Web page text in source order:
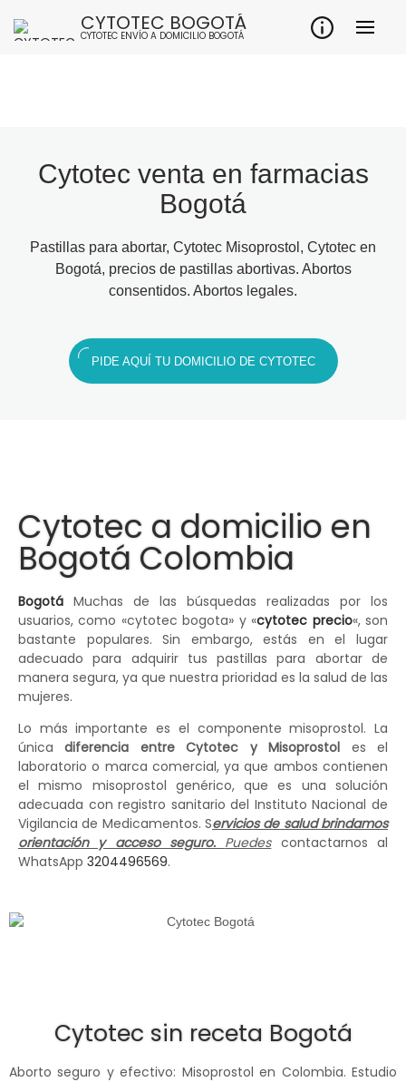
CYTOTEC BOGOTÁ
CYTOTEC ENVÍO A DOMICILIO BOGOTÁ
Cytotec venta en farmacias
Bogotá
Pastillas para abortar, Cytotec Misoprostol, Cytotec en
Bogotá, precios de pastillas abortivas. Abortos
consentidos. Abortos legales.
PIDE AQUÍ TU DOMICILIO DE CYTOTEC
Cytotec a domicilio en
Bogotá Colombia
Bogotá Muchas de las búsquedas realizadas por los
usuarios, como «cytotec bogota» y «cytotec precio«, son
bastante populares. Sin embargo, estás en el lugar
adecuado para adquirir tus pastillas para abortar de
manera segura, ya que nuestra prioridad es la salud de las
mujeres.
Lo más importante es el componente misoprostol. La
únicadiferencia entre Cytotec y Misoprostol es el
laboratorio o marca comercial, ya que ambos contienen
el mismo misoprostol genérico, que es una solución
adecuada con registro sanitario del Instituto Nacional de
Vigilancia de Medicamentos. Servicios de salud brindamos
orientación y acceso seguro. Puedescontactarnos al
WhatsApp 3204496569.
Cytotec sin receta Bogotá
Aborto seguro y efectivo: Misoprostol en Colombia. Estudio